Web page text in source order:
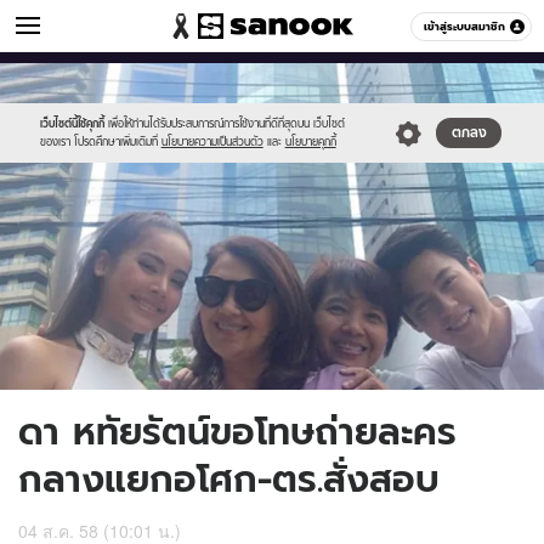
เข้าสู่ระบบสมาชิก
ข่าวบันเทิง หมวดอื่นๆ
เว็บไซต์นี้ใช้คุกกี้ เพื่อให้ท่านได้รับประสบการณ์การใช้งานที่ดีที่สุดบน เว็บไซต์
ของเรา โปรดศึกษาเพิ่มเติมที่ นโยบายความเป็นส่วนตัว และ นโยบายคุกกี้
ตกลง
Sanook
//s.isanook.com/sr/0/images/logo-
new-
sanook.png
600
60
//s.isanook.com/ns/0/ud/368/1841471/636535-
01.jpg
ดา หทัยรัตน์ขอโทษถ่ายละคร
กลางแยกอโศก-ตร.สั่งสอบ
04 ส.ค. 58 (10:01 น.)